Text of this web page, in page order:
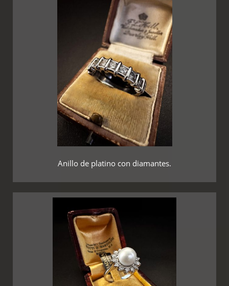
Anillo de platino con diamantes.